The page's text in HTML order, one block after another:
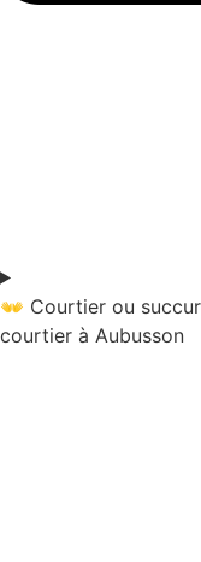
👐 Courtier ou
courtier à Aubusson